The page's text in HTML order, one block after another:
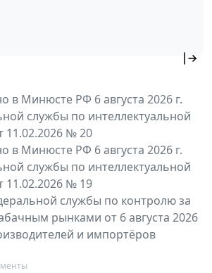
в Минюсте РФ 6 августа 2026 г.
службы по интеллектуальной
11.02.2026 № 20
в Минюсте РФ 6 августа 2026 г.
службы по интеллектуальной
11.02.2026 № 19
службы по контролю за
рынками от 6 августа 2026
и импортёров